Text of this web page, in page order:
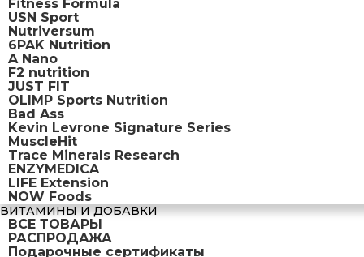
Fitness Formula
USN Sport
Nutriversum
6PAK Nutrition
A Nano
F2 nutrition
JUST FIT
OLIMP Sports Nutrition
Bad Ass
Kevin Levrone Signature Series
MuscleHit
Trace Minerals Research
ENZYMEDICA
LIFE Extension
NOW Foods
ВИТАМИНЫ И ДОБАВКИ
ВСЕ ТОВАРЫ
РАСПРОДАЖА
Подарочные сертификаты